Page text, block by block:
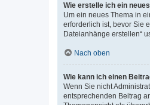
Wie erstelle ich ein
Um ein neues Thema in
erforderlich ist, bevor Sie
Dateianhänge erstellen“
Nach oben
Wie kann ich einen
Wenn Sie nicht
entsprechenden Beitrag